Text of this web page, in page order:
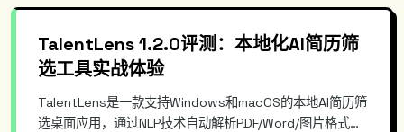
TalentLens 1.2.0评测：本地化AI简历筛
选工具实战体验
TalentLens是一款支持Windows和macOS的本地AI简历筛
选桌面应用，通过NLP技术自动解析PDF/Word/图片格式简